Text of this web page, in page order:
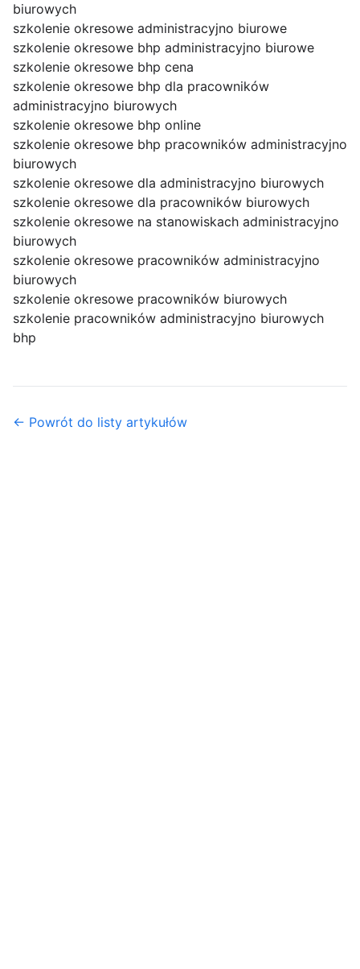
biurowych
szkolenie okresowe administracyjno biurowe
szkolenie okresowe bhp administracyjno biurowe
szkolenie okresowe bhp cena
szkolenie okresowe bhp dla pracowników
administracyjno biurowych
szkolenie okresowe bhp online
szkolenie okresowe bhp pracowników administracyjno
biurowych
szkolenie okresowe dla administracyjno biurowych
szkolenie okresowe dla pracowników biurowych
szkolenie okresowe na stanowiskach administracyjno
biurowych
szkolenie okresowe pracowników administracyjno
biurowych
szkolenie okresowe pracowników biurowych
szkolenie pracowników administracyjno biurowych
bhp
← Powrót do listy artykułów